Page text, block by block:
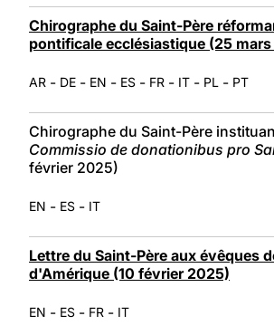
Chirographe du Saint-Père
pontificale ecclésiastique (25
AR - DE - EN - ES - FR - IT - PL - PT
Chirographe du Saint-Père
Commissio de donationibus pro
février 2025)
EN - ES - IT
Lettre du Saint-Père aux évêques
d'Amérique (10 février 2025)
EN - ES - FR - IT